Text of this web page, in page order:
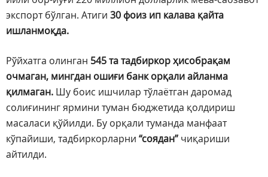
экспорт бўлган. Атиги 30 фоиз ип калава қайта
ишланмоқда.
Рўйхатга олинган 545 та тадбиркор ҳисобрақам
очмаган, мингдан ошиғи банк орқали айланма
қилмаган. Шу боис ишчилар тўлаётган даромад
солиғининг ярмини туман бюджетида қолдириш
масаласи қўйилди. Бу орқали туманда манфаат
кўпайиши, тадбиркорларни “соядан” чиқариши
айтилди.